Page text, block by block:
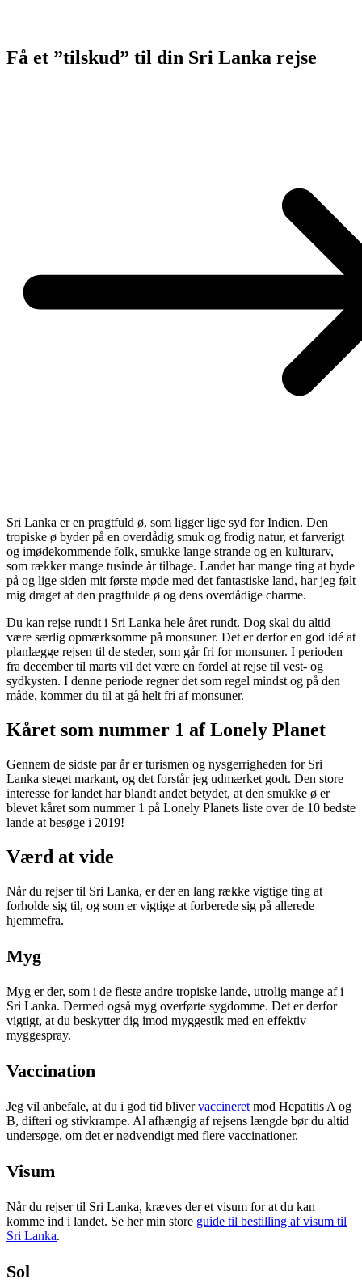
Få et ”tilskud” til din Sri Lanka rejse
Sri Lanka er en pragtfuld ø, som ligger lige syd for Indien. Den
tropiske ø byder på en overdådig smuk og frodig natur, et farverigt
og imødekommende folk, smukke lange strande og en kulturarv,
som rækker mange tusinde år tilbage. Landet har mange ting at byde
på og lige siden mit første møde med det fantastiske land, har jeg følt
mig draget af den pragtfulde ø og dens overdådige charme.
Du kan rejse rundt i Sri Lanka hele året rundt. Dog skal du altid
være særlig opmærksomme på monsuner. Det er derfor en god idé at
planlægge rejsen til de steder, som går fri for monsuner. I perioden
fra december til marts vil det være en fordel at rejse til vest- og
sydkysten. I denne periode regner det som regel mindst og på den
måde, kommer du til at gå helt fri af monsuner.
Kåret som nummer 1 af Lonely Planet
Gennem de sidste par år er turismen og nysgerrigheden for Sri
Lanka steget markant, og det forstår jeg udmærket godt. Den store
interesse for landet har blandt andet betydet, at den smukke ø er
blevet kåret som nummer 1 på Lonely Planets liste over de 10 bedste
lande at besøge i 2019!
Værd at vide
Når du rejser til Sri Lanka, er der en lang række vigtige ting at
forholde sig til, og som er vigtige at forberede sig på allerede
hjemmefra.
Myg
Myg er der, som i de fleste andre tropiske lande, utrolig mange af i
Sri Lanka. Dermed også myg overførte sygdomme. Det er derfor
vigtigt, at du beskytter dig imod myggestik med en effektiv
myggespray.
Vaccination
Jeg vil anbefale, at du i god tid blivervaccineret mod Hepatitis A og
B, difteri og stivkrampe. Al afhængig af rejsens længde bør du altid
undersøge, om det er nødvendigt med flere vaccinationer.
Visum
Når du rejser til Sri Lanka, kræves der et visum for at du kan
komme ind i landet. Se her min store guide til bestilling af visum til
Sri Lanka.
Sol